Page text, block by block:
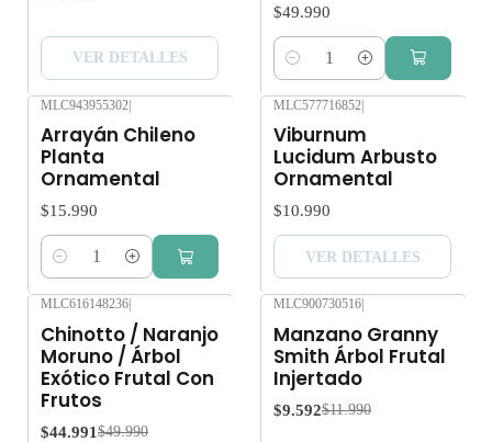
VER DETALLES
$49.990
Cantidad
MLC943955302
Arrayán Chileno
Planta
Ornamental
$15.990
Cantidad
MLC577716852
Viburnum
Lucidum Arbusto
Ornamental
$10.990
VER DETALLES
MLC616148236
Chinotto / Naranjo
Moruno / Árbol
Exótico Frutal Con
Frutos
$44.991 $49.990
MLC900730516
Manzano Granny
Smith Árbol Frutal
Injertado
$9.592$11.990